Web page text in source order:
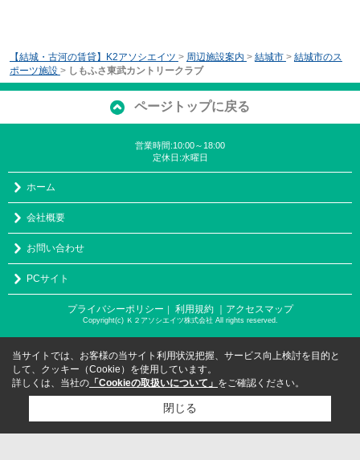
【結城・古河の賃貸】K2アソシエイツ > 周辺施設案内 > 結城市 > 結城市のス
ポーツ施設 > しもふさ東武カントリークラブ
ページトップに戻る
営業時間:10:00～18:00
定休日:水曜日
ホーム
会社概要
お問い合わせ
PCサイト
プライバシーポリシー ｜ 利用規約 ｜アクセスマップ
Copyright(c) Ｋ２アソシエイツ株式会社 All rights reserved.
当サイトでは、お客様の当サイト利用状況把握、サービス向上検討を目的と
して、クッキー（Cookie）を使用しています。
詳しくは、当社の 「Cookieの取扱いについて」 をご確認ください。
閉じる